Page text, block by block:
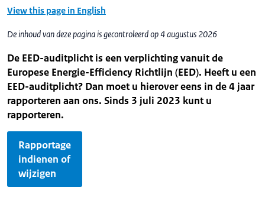
View this page in English
De inhoud van deze pagina is gecontroleerd op 4 augustus 2026
De EED-auditplicht is een verplichting vanuit de
Europese Energie-Efficiency Richtlijn (EED). Heeft u een
EED-auditplicht? Dan moet u hierover eens in de 4 jaar
rapporteren aan ons. Sinds 3 juli 2023 kunt u
rapporteren.
Rapportage
indienen of
wijzigen